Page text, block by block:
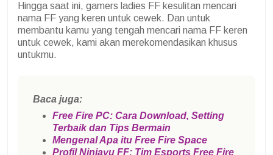
Hingga saat ini, gamers ladies FF kesulitan mencari
nama FF yang keren untuk cewek. Dan untuk
membantu kamu yang tengah mencari nama FF keren
untuk cewek, kami akan merekomendasikan khusus
untukmu.
Baca juga:
Free Fire PC: Cara Download, Setting
Terbaik dan Tips Bermain
Mengenal Apa itu Free Fire Space
Profil Ninjayu FF: Tim Esports Free Fire